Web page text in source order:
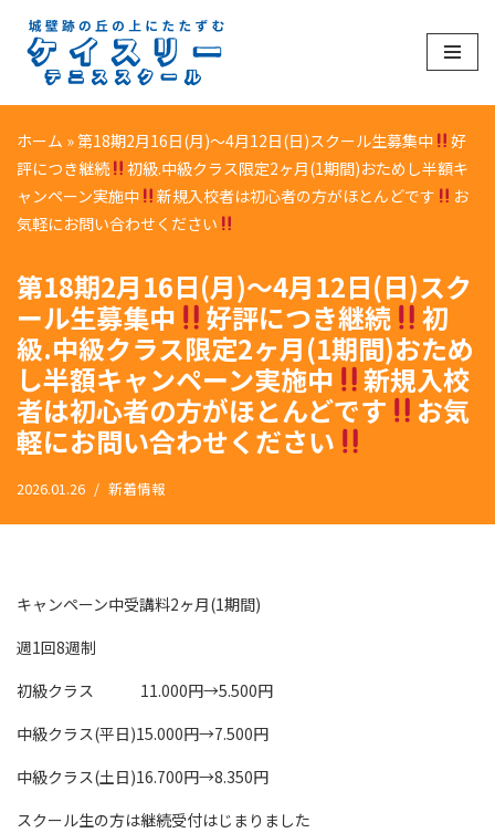
コ
ン
ツ
へ
ス
ッ
ホーム »第18期2月16日(月)〜4月12日(日)スクール生募集中
好
評につき継続
初級.中級クラス限定2ヶ月(1期間)おためし半額キ
ャンペーン実施中
新規入校者は初心者の方がほとんどです
お
気軽にお問い合わせください
第18期2月16日(月)〜4月12日(日)スク
ール生募集中
好評につき継続
初
級.中級クラス限定2ヶ月(1期間)おため
し半額キャンペーン実施中
新規入校
者は初心者の方がほとんどです
お気
軽にお問い合わせください
2026.01.26 新着情報
キャンペーン中受講料2ヶ月(1期間)
週1回8週制
初級クラス 11.000円→5.500円
中級クラス(平日)15.000円→7.500円
中級クラス(土日)16.700円→8.350円
スクール生の方は継続受付はじまりました